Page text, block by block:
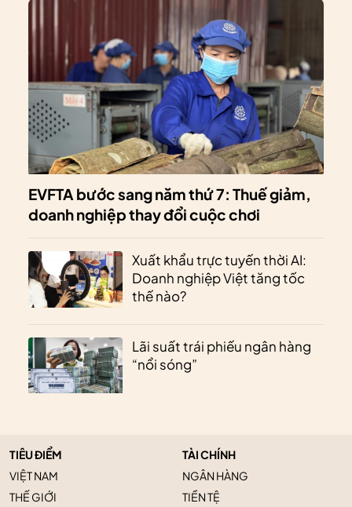
EVFTA bước sang năm thứ 7: Thuế giảm,
doanh nghiệp thay đổi cuộc chơi
Xuất khẩu trực tuyến thời AI:
Doanh nghiệp Việt tăng tốc
thế nào?
Lãi suất trái phiếu ngân hàng
“nổi sóng”
TIÊU ĐIỂM
VIỆT NAM
THẾ GIỚI
TÀI CHÍNH
NGÂN HÀNG
TIỀN TỆ